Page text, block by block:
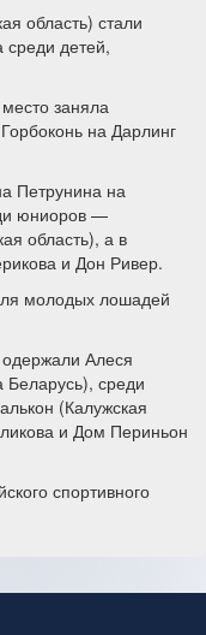
область) стали
среди детей,
заняла
на Дарлинг
Петрунина на
юниоров —
область), а в
и Дон Ривер.
молодых лошадей
Алеся
среди
(Калужская
и Дом Периньон
спортивного